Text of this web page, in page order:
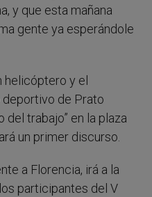
y que esta mañana
gente ya esperándole
helicóptero y el
deportivo de Prato
del trabajo” en la plaza
un primer discurso.
a Florencia, irá a la
participantes del V